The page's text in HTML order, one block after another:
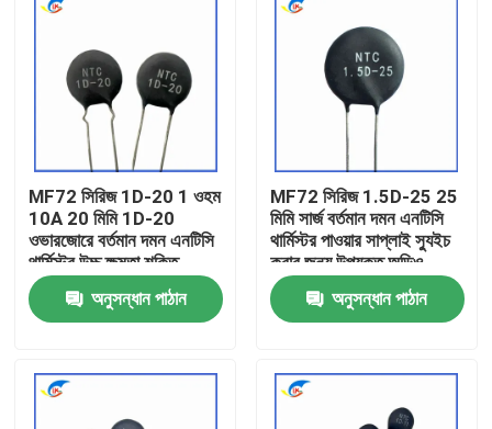
MF72 সিরিজ 1D-20 1 ওহম
10A 20 মিমি 1D-20
ওভারজোরে বর্তমান দমন এনটিসি
থার্মিস্টর উচ্চ ক্ষমতা শক্তি
সরবরাহের জন্য উপযুক্ত
অনুসন্ধান পাঠান
MF72 সিরিজ 1.5D-25 25
মিমি সার্জ বর্তমান দমন এনটিসি
থার্মিস্টর পাওয়ার সাপ্লাই স্যুইচ
করার জন্য উপযুক্ত অডিও
এম্প্লিফায়ার
অনুসন্ধান পাঠান